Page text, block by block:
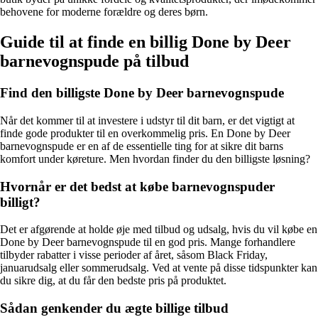
behovene for moderne forældre og deres børn.
Guide til at finde en billig Done by Deer
barnevognspude på tilbud
Find den billigste Done by Deer barnevognspude
Når det kommer til at investere i udstyr til dit barn, er det vigtigt at
finde gode produkter til en overkommelig pris. En Done by Deer
barnevognspude er en af de essentielle ting for at sikre dit barns
komfort under køreture. Men hvordan finder du den billigste løsning?
Hvornår er det bedst at købe barnevognspuder
billigt?
Det er afgørende at holde øje med tilbud og udsalg, hvis du vil købe en
Done by Deer barnevognspude til en god pris. Mange forhandlere
tilbyder rabatter i visse perioder af året, såsom Black Friday,
januarudsalg eller sommerudsalg. Ved at vente på disse tidspunkter kan
du sikre dig, at du får den bedste pris på produktet.
Sådan genkender du ægte billige tilbud